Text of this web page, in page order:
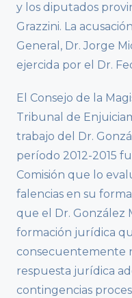
y los diputados
Grazzini. La
General, Dr. Jorge
ejercida por el Dr.
El Consejo de la
Tribunal de
trabajo del Dr.
período 2012-2015
Comisión que lo
falencias en su
que el Dr. González
formación jurídica
consecuentemente
respuesta jurídica
contingencias